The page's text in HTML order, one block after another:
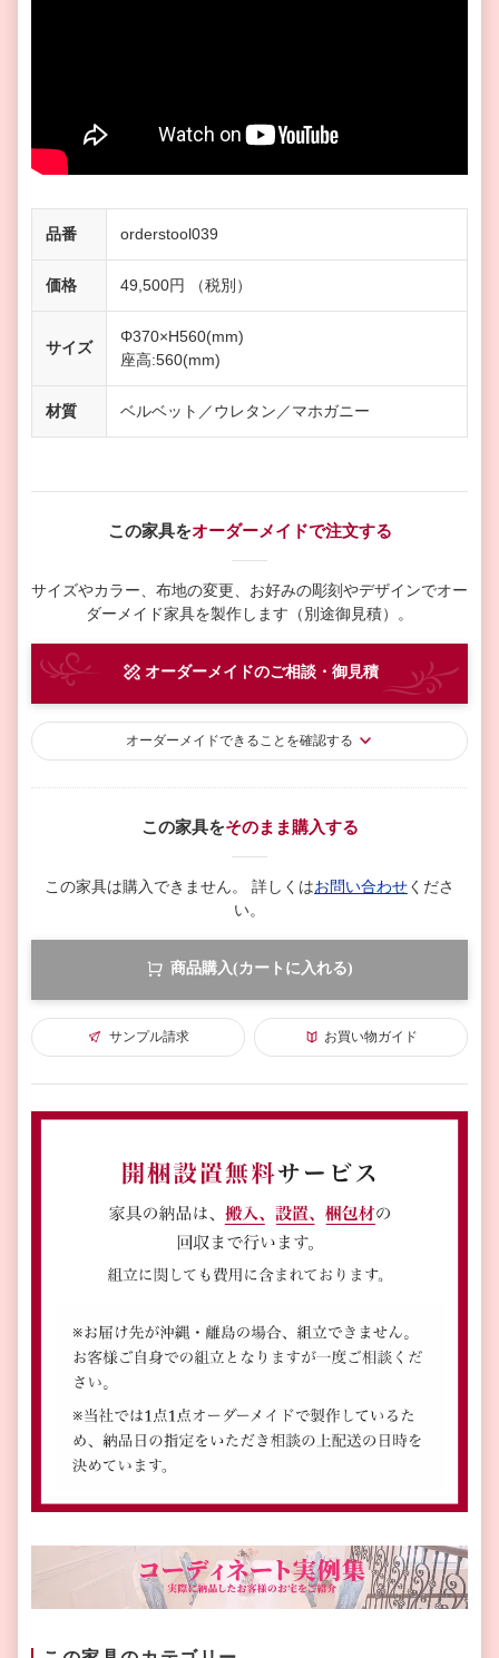
品番 orderstool039
価格 49,500円 （税別）
サイズ
Φ370×H560(mm)
座高:560(mm)
材質 ベルベット／ウレタン／マホガニー
この家具をオーダーメイドで注文する
サイズやカラー、布地の変更、お好みの彫刻やデザインでオー
ダーメイド家具を製作します（別途御見積）。
オーダーメイドのご相談・御見積
オーダーメイドできることを確認する
この家具をそのまま購入する
この家具は購入できません。 詳しくはお問い合わせくださ
い。
商品購入(カートに入れる)
サンプル請求 お買い物ガイド